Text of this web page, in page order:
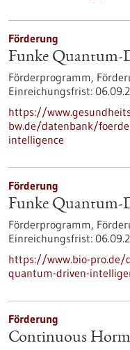
Förderung
Funke Quantum-
Förderprogramm,
Einreichungsfrist:
https://
bw.de/datenbank/
intelligence
Förderung
Funke Quantum-
Förderprogramm,
Einreichungsfrist:
https://www.bio-pro.de/
quantum-driven-
Förderung
Continuous